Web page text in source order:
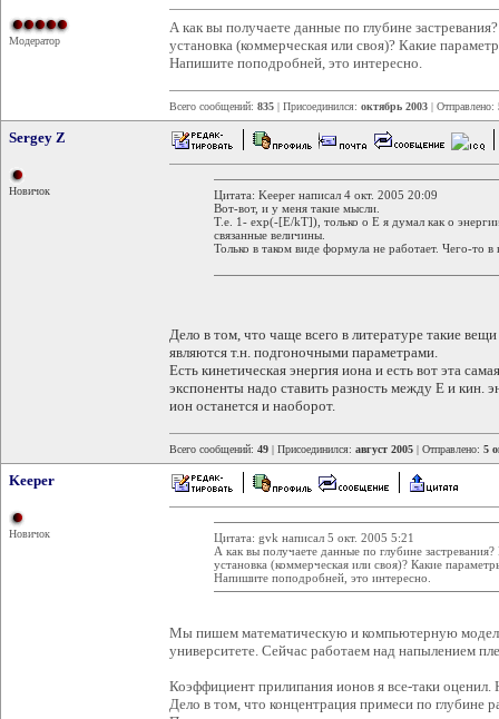
Модератор
А как вы получаете данные по глубине
установка (коммерческая или своя)? Какие
Напишите поподробней, это интересно.
Всего сообщений: 835 | Присоединился: октябрь 2003 | Отправлено:
Sergey Z
Новичок
Цитата: Keeper написал 4 окт. 2005 20:09
Вот-вот, и у меня такие мысли.
Т.е. 1- exp(-[E/kT]), только о Е я думал как о
связанные величины.
Только в таком виде формула не работает. Чего-то в
Дело в том, что чаще всего в литературе такие
являются т.н. подгоночными параметрами.
Есть кинетическая энергия иона и есть вот эта
экспоненты надо ставить разность между Е и кин.
ион останется и наоборот.
Всего сообщений: 49 | Присоединился: август 2005 | Отправлено: 5
Keeper
Новичок
Цитата: gvk написал 5 окт. 2005 5:21
А как вы получаете данные по глубине
установка (коммерческая или своя)? Какие
Напишите поподробней, это интересно.
Мы пишем математическую и компьютерную
университете. Сейчас работаем над напылением
Коэффициент прилипания ионов я все-таки оценил.
Дело в том, что концентрация примеси по глубине